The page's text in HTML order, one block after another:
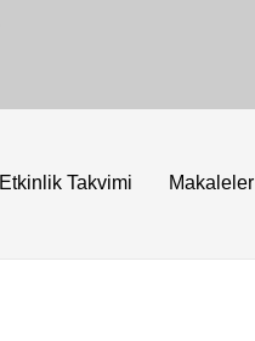
Etkinlik Takvimi Makaleler